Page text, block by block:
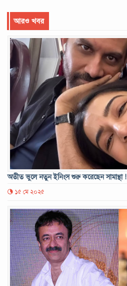
আরও খবর
অতীত ভুলে নতুন ইনিংস শুরু করেছেন সামান্থা !
১৫ মে ২০২৫